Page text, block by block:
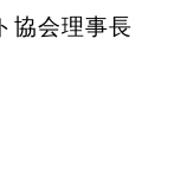
協会理事長